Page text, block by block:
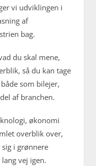
vi udviklingen i
af
bag.
du skal mene,
så du kan tage
som bilejer,
af branchen.
økonomi
overblik over,
i grønnere
vej igen.